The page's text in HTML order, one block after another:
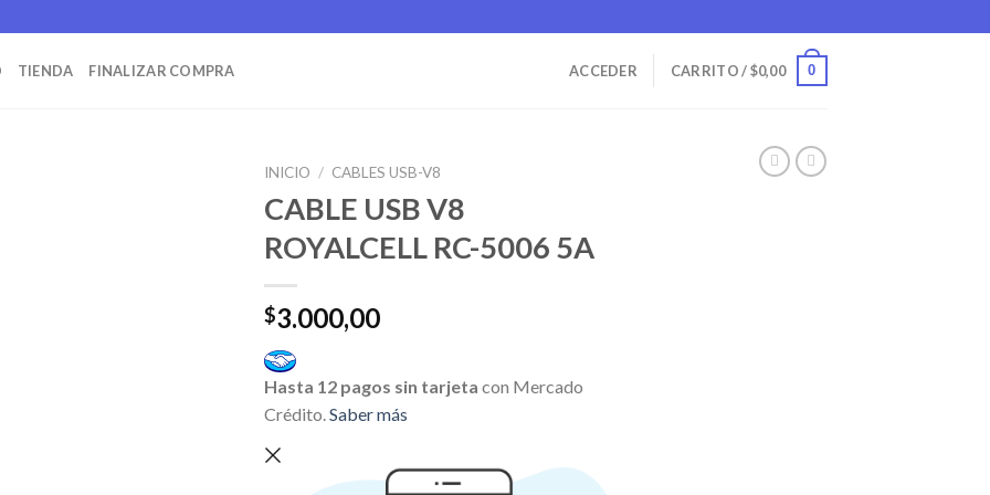
TIENDA FINALIZAR COMPRA ACCEDER CARRITO /$0,00 0
INICIO / CABLES USB-V8
CABLE USB V8
ROYALCELL RC-5006 5A
$3.000,00
Hasta 12 pagos sin tarjeta con Mercado
Crédito. Saber más